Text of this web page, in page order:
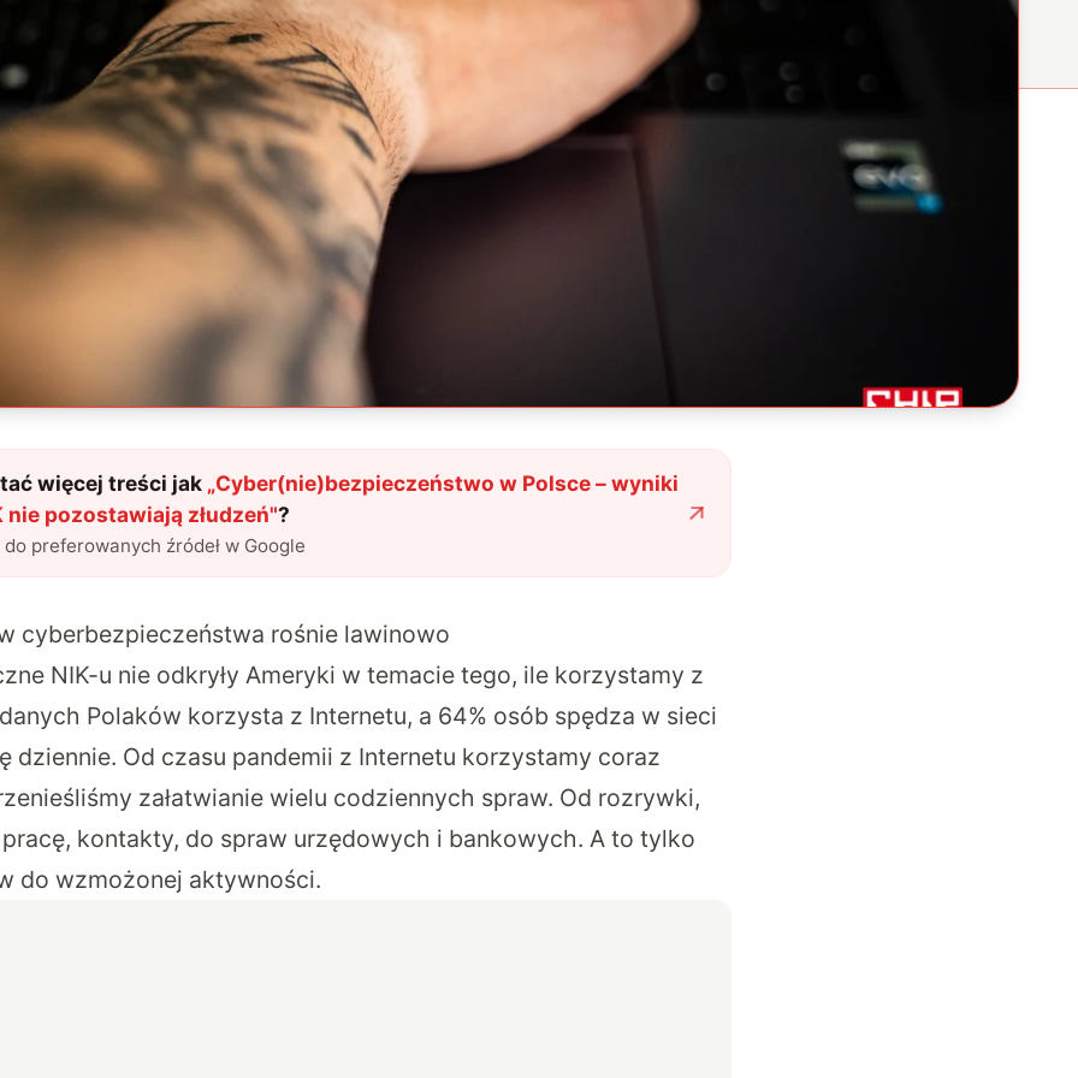
więcej treści jak „Cyber(nie)bezpieczeństwo w Polsce – wyniki
pozostawiają złudzeń"?
preferowanych źródeł w Google
cyberbezpieczeństwa rośnie lawinowo
NIK-u nie odkryły Ameryki w temacie tego, ile korzystamy z
Polaków korzysta z Internetu, a 64% osób spędza w sieci
dziennie. Od czasu pandemii z Internetu korzystamy coraz
załatwianie wielu codziennych spraw. Od rozrywki,
kontakty, do spraw urzędowych i bankowych. A to tylko
do wzmożonej aktywności.